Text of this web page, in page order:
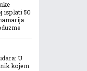
isplati 50
U
kojem